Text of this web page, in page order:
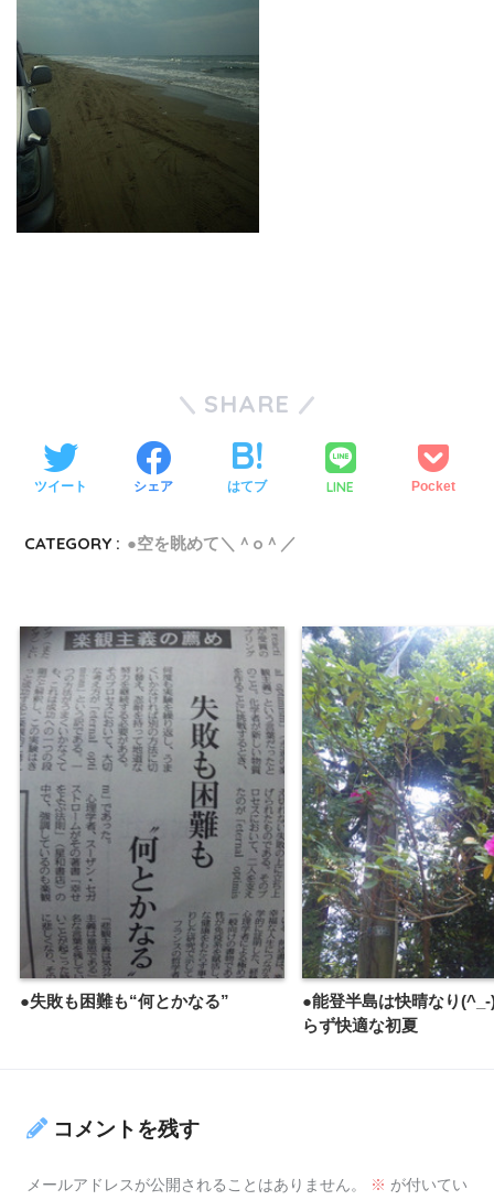
SHARE
ツイート シェア はてブ LINE Pocket
CATEGORY : ●空を眺めて＼＾o＾／
●失敗も困難も“何とかなる”
●能登半島は快晴なり
らず快適な初夏
コメントを残す
メールアドレスが公開されることはありません。 ※ が付いてい